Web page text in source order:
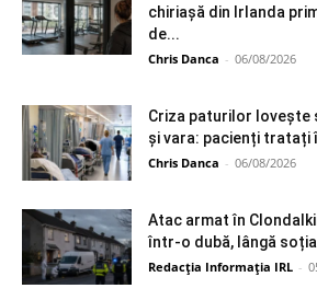
chiriașă din Irlanda
de...
Chris Danca - 06/08/2026
Criza paturilor lovește
și vara: pacienți tratați
Chris Danca - 06/08/2026
Atac armat în
într-o dubă, lângă
Redacția Informația IRL -